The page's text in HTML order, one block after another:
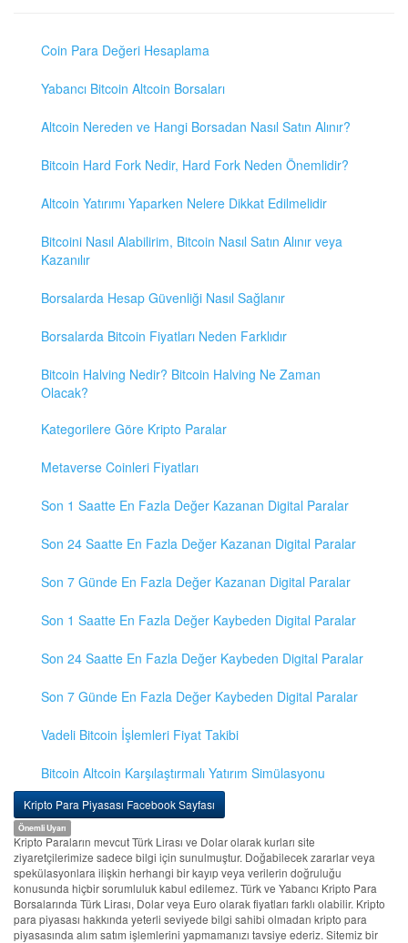
Coin Para Değeri Hesaplama
Yabancı Bitcoin Altcoin Borsaları
Altcoin Nereden ve Hangi Borsadan Nasıl Satın Alınır?
Bitcoin Hard Fork Nedir, Hard Fork Neden Önemlidir?
Altcoin Yatırımı Yaparken Nelere Dikkat Edilmelidir
Bitcoini Nasıl Alabilirim, Bitcoin Nasıl Satın Alınır veya
Kazanılır
Borsalarda Hesap Güvenliği Nasıl Sağlanır
Borsalarda Bitcoin Fiyatları Neden Farklıdır
Bitcoin Halving Nedir? Bitcoin Halving Ne Zaman
Olacak?
Kategorilere Göre Kripto Paralar
Metaverse Coinleri Fiyatları
Son 1 Saatte En Fazla Değer Kazanan Digital Paralar
Son 24 Saatte En Fazla Değer Kazanan Digital Paralar
Son 7 Günde En Fazla Değer Kazanan Digital Paralar
Son 1 Saatte En Fazla Değer Kaybeden Digital Paralar
Son 24 Saatte En Fazla Değer Kaybeden Digital Paralar
Son 7 Günde En Fazla Değer Kaybeden Digital Paralar
Vadeli Bitcoin İşlemleri Fiyat Takibi
Bitcoin Altcoin Karşılaştırmalı Yatırım Simülasyonu
Kripto Para Piyasası Facebook Sayfası
Önemli Uyarı
Kripto Paraların mevcut Türk Lirası ve Dolar olarak kurları site
ziyaretçilerimize sadece bilgi için sunulmuştur. Doğabilecek zararlar veya
spekülasyonlara ilişkin herhangi bir kayıp veya verilerin doğruluğu
konusunda hiçbir sorumluluk kabul edilemez. Türk ve Yabancı Kripto Para
Borsalarında Türk Lirası, Dolar veya Euro olarak fiyatları farklı olabilir. Kripto
para piyasası hakkında yeterli seviyede bilgi sahibi olmadan kripto para
piyasasında alım satım işlemlerini yapmamanızı tavsiye ederiz. Sitemiz bir